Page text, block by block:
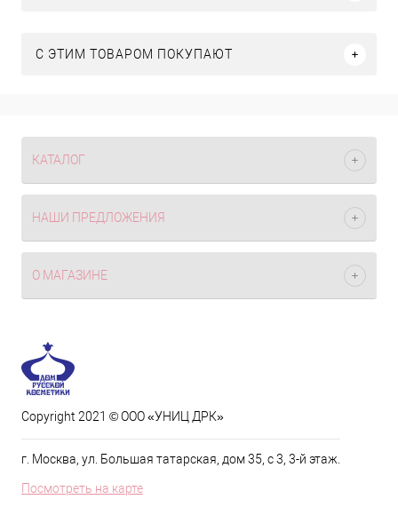
С ЭТИМ ТОВАРОМ ПОКУПАЮТ
КАТАЛОГ
НАШИ ПРЕДЛОЖЕНИЯ
О МАГАЗИНЕ
Copyright 2021 © ООО «УНИЦ ДРК»
г. Москва, ул. Большая татарская, дом 35, с 3, 3-й этаж.
Посмотреть на карте